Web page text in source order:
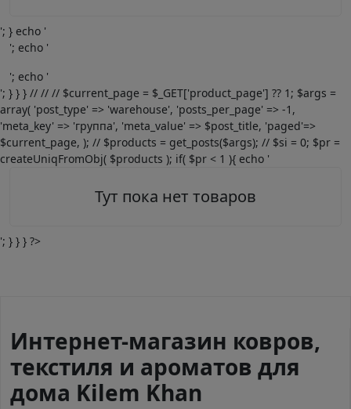
'; } echo '
'; echo '
'; echo '
'; } } } // // // $current_page = $_GET['product_page'] ?? 1; $args =
array( 'post_type' => 'warehouse', 'posts_per_page' => -1,
'meta_key' => 'группа', 'meta_value' => $post_title, 'paged'=>
$current_page, ); // $products = get_posts($args); // $si = 0; $pr =
createUniqFromObj( $products ); if( $pr < 1 ){ echo '
Тут пока нет товаров
'; } } } ?>
Интернет-магазин ковров,
текстиля и ароматов для
дома Kilem Khan